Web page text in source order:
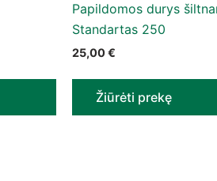
Papildomos durys
Standartas 250
25,00€
Žiūrėti prekę